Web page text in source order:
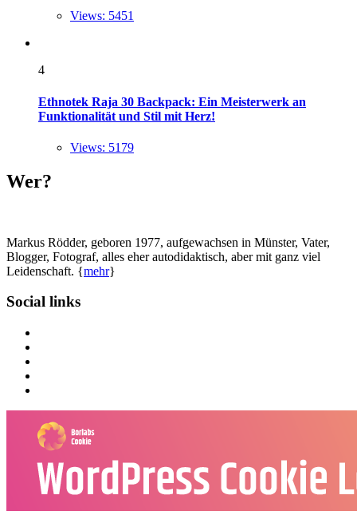
Views: 5451
4
Ethnotek Raja 30 Backpack: Ein Meisterwerk an
Funktionalität und Stil mit Herz!
Views: 5179
Wer?
Markus Rödder, geboren 1977, aufgewachsen in Münster, Vater,
Blogger, Fotograf, alles eher autodidaktisch, aber mit ganz viel
Leidenschaft. {mehr}
Social links